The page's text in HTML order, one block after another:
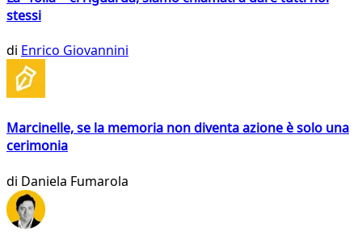
stessi
di Enrico Giovannini
Marcinelle, se la memoria non diventa azione è solo una
cerimonia
di Daniela Fumarola